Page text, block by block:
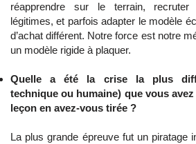
réapprendre sur le terrain,
légitimes, et parfois adapter le modèle
d’achat différent. Notre force est notre
un modèle rigide à plaquer.
Quelle a été la crise la plus
technique ou humaine) que vous
leçon en avez-vous tirée ?
La plus grande épreuve fut un piratage